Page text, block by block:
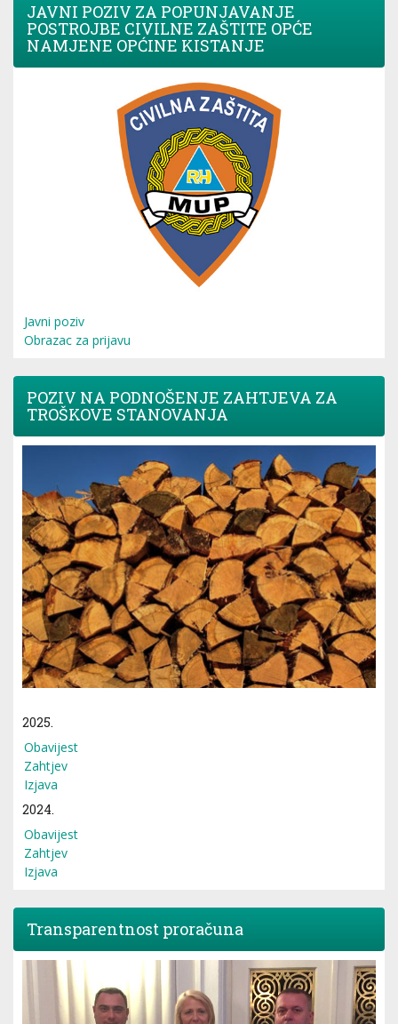
JAVNI POZIV ZA POPUNJAVANJE
POSTROJBE CIVILNE ZAŠTITE OPĆE
NAMJENE OPĆINE KISTANJE
Javni poziv
Obrazac za prijavu
POZIV NA PODNOŠENJE ZAHTJEVA ZA
TROŠKOVE STANOVANJA
2025.
Obavijest
Zahtjev
Izjava
2024.
Obavijest
Zahtjev
Izjava
Transparentnost proračuna